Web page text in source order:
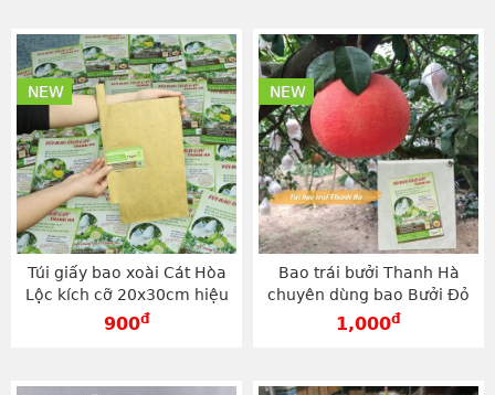
Túi giấy bao xoài Cát Hòa
Lộc kích cỡ 20x30cm hiệu
Thanh Hà - TG2030V
900đ
NEW
Bao trái bưởi Thanh Hà
chuyên dùng bao Bưởi Đỏ
loại 25x30cm - TV2530
1,000đ
NEW